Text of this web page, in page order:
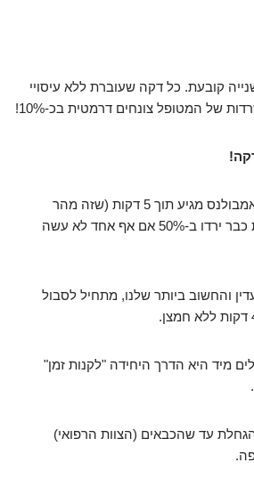
קובעת. כל דקה שעוברת ללא עיסויי
של המטופל צונחים דרמטית בכ-10%!
תחשבו על זה: גם אם האמבולנס מגיע תוך 5 דקות (שזה מהר
מאוד!), סיכויי ההישרדות כבר ירדו ב-50% אם אף אחד לא עשה
והחשוב ביותר שלנו, מתחיל לסבול
מיד היא הדרך היחידה "לקנות זמן"
עד שהכבאים (הצוות הרפואי)